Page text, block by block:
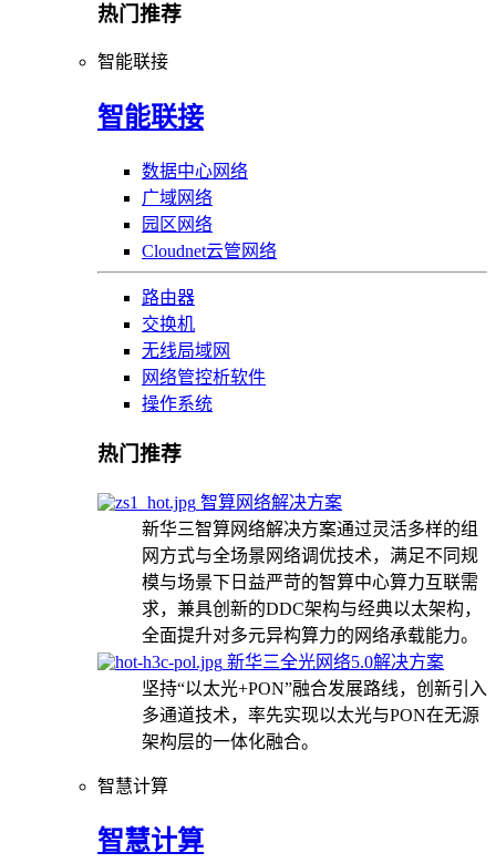
热门推荐
智能联接
智能联接
数据中心网络
广域网络
园区网络
Cloudnet云管网络
路由器
交换机
无线局域网
网络管控析软件
操作系统
热门推荐
智算网络解决方案
新华三智算网络解决方案通过灵活多样的组
网方式与全场景网络调优技术，满足不同规
模与场景下日益严苛的智算中心算力互联需
求，兼具创新的DDC架构与经典以太架构，
全面提升对多元异构算力的网络承载能力。
新华三全光网络5.0解决方案
坚持“以太光+PON”融合发展路线，创新引入
多通道技术，率先实现以太光与PON在无源
架构层的一体化融合。
智慧计算
智慧计算